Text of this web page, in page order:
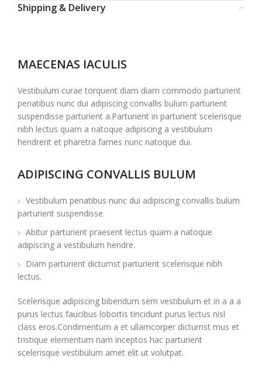
Shipping & Delivery
MAECENAS IACULIS
Vestibulum curae torquent diam diam commodo parturient
penatibus nunc dui adipiscing convallis bulum parturient
suspendisse parturient a.Parturient in parturient scelerisque
nibh lectus quam a natoque adipiscing a vestibulum
hendrerit et pharetra fames nunc natoque dui.
ADIPISCING CONVALLIS BULUM
Vestibulum penatibus nunc dui adipiscing convallis bulum
parturient suspendisse.
Abitur parturient praesent lectus quam a natoque
adipiscing a vestibulum hendre.
Diam parturient dictumst parturient scelerisque nibh
lectus.
Scelerisque adipiscing bibendum sem vestibulum et in a a a
purus lectus faucibus lobortis tincidunt purus lectus nisl
class eros.Condimentum a et ullamcorper dictumst mus et
tristique elementum nam inceptos hac parturient
scelerisque vestibulum amet elit ut volutpat.